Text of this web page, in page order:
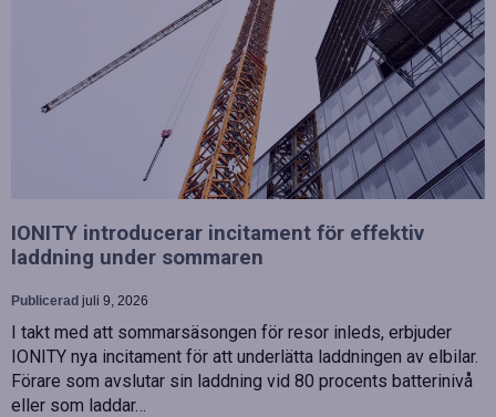
IONITY introducerar incitament för effektiv
laddning under sommaren
Publicerad juli 9, 2026
I takt med att sommarsäsongen för resor inleds, erbjuder
IONITY nya incitament för att underlätta laddningen av elbilar.
Förare som avslutar sin laddning vid 80 procents batterinivå
eller som laddar…